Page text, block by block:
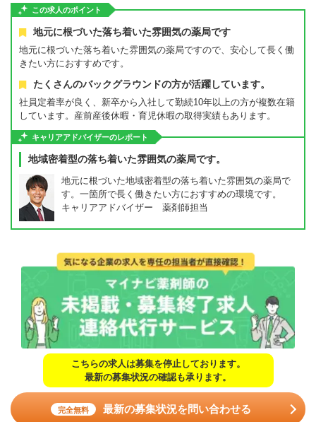
この求人のポイント
地元に根づいた落ち着いた雰囲気の薬局です
地元に根づいた落ち着いた雰囲気の薬局ですので、安心して長く働
きたい方におすすめです。
たくさんのバックグラウンドの方が活躍しています。
社員定着率が良く、新卒から入社して勤続10年以上の方が複数在籍
しています。産前産後休暇・育児休暇の取得実績もあります。
キャリアアドバイザーのレポート
地域密着型の落ち着いた雰囲気の薬局です。
地元に根づいた地域密着型の落ち着いた雰囲気の薬局で
す。一箇所で長く働きたい方におすすめの環境です。
キャリアアドバイザー 薬剤師担当
こちらの求人は募集を停止しております。
最新の募集状況の確認も承ります。
完全無料 最新の募集状況を問い合わせる